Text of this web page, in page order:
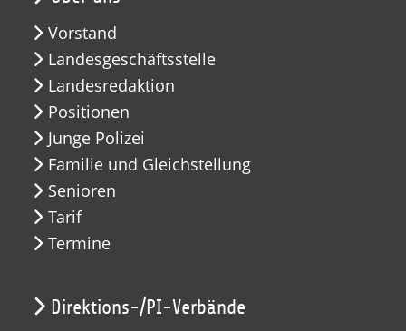
Vorstand
Landesgeschäftsstelle
Landesredaktion
Positionen
Junge Polizei
Familie und Gleichstellung
Senioren
Tarif
Termine
Direktions-/PI-Verbände